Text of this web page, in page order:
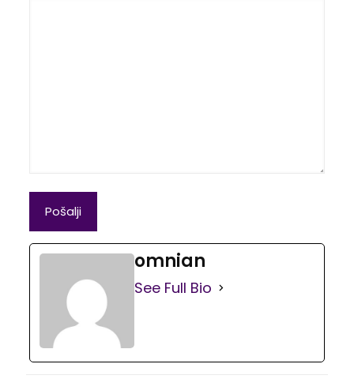
omnian
See Full Bio